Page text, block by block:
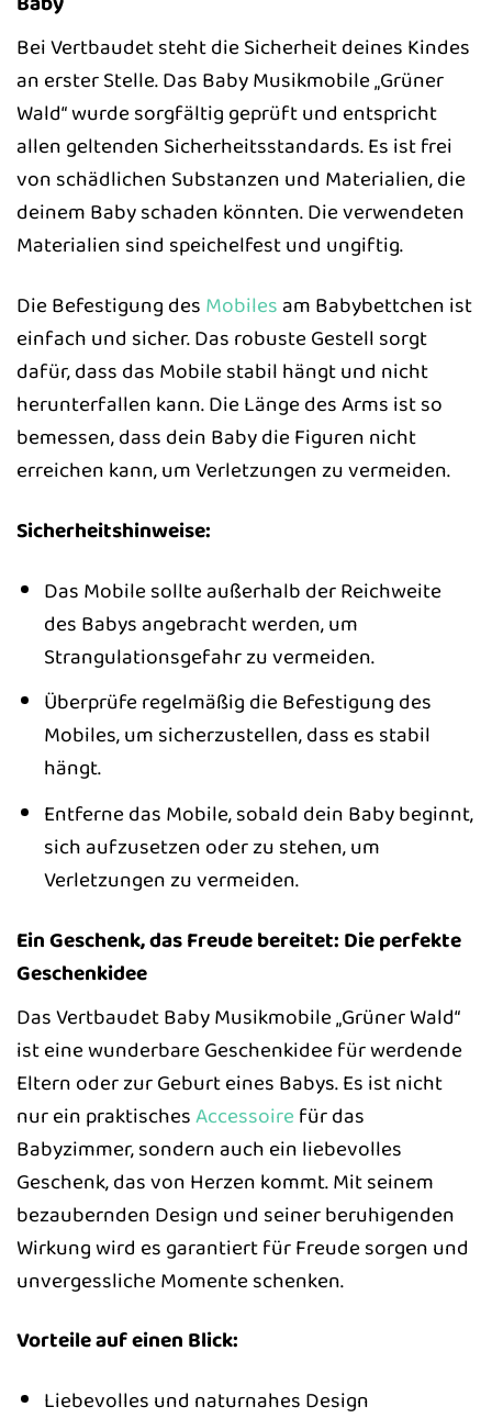
Bei Vertbaudet steht die Sicherheit deines Kindes
an erster Stelle. Das Baby Musikmobile „Grüner
Wald“ wurde sorgfältig geprüft und entspricht
allen geltenden Sicherheitsstandards. Es ist frei
von schädlichen Substanzen und Materialien, die
deinem Baby schaden könnten. Die verwendeten
Materialien sind speichelfest und ungiftig.
Die Befestigung des Mobilesam Babybettchen ist
einfach und sicher. Das robuste Gestell sorgt
dafür, dass das Mobile stabil hängt und nicht
herunterfallen kann. Die Länge des Arms ist so
bemessen, dass dein Baby die Figuren nicht
erreichen kann, um Verletzungen zu vermeiden.
Sicherheitshinweise:
Das Mobile sollte außerhalb der Reichweite
des Babys angebracht werden, um
Strangulationsgefahr zu vermeiden.
Überprüfe regelmäßig die Befestigung des
Mobiles, um sicherzustellen, dass es stabil
hängt.
Entferne das Mobile, sobald dein Baby beginnt,
sich aufzusetzen oder zu stehen, um
Verletzungen zu vermeiden.
Ein Geschenk, das Freude bereitet: Die perfekte
Geschenkidee
Das Vertbaudet Baby Musikmobile „Grüner Wald“
ist eine wunderbare Geschenkidee für werdende
Eltern oder zur Geburt eines Babys. Es ist nicht
nur ein praktischesAccessoire für das
Babyzimmer, sondern auch ein liebevolles
Geschenk, das von Herzen kommt. Mit seinem
bezaubernden Design und seiner beruhigenden
Wirkung wird es garantiert für Freude sorgen und
unvergessliche Momente schenken.
Vorteile auf einen Blick:
Liebevolles und naturnahes Design